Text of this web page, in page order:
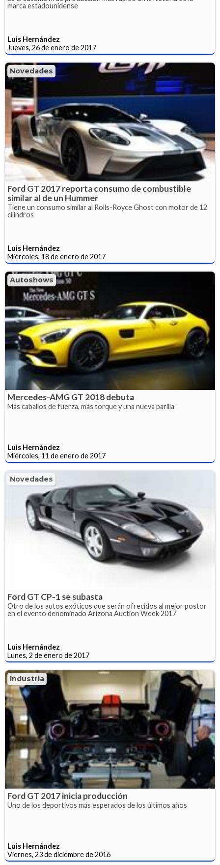
marca estadounidense
Luis Hernández
Jueves, 26 de enero de 2017
Novedades
Ford GT 2017 reporta consumo de combustible
similar al de un Hummer
Tiene un consumo similar al Rolls-Royce Ghost con motor de 12
cilindros
Luis Hernández
Miércoles, 18 de enero de 2017
Autoshows
Mercedes-AMG GT 2018 debuta
Más caballos de fuerza, más torque y una nueva parilla
Luis Hernández
Miércoles, 11 de enero de 2017
Novedades
Ford GT CP-1 se subasta
Otro de los autos exóticos que serán ofrecidos al mejor postor
en el evento denominado Arizona Auction Week 2017
Luis Hernández
Lunes, 2 de enero de 2017
Industria
Ford GT 2017 inicia producción
Uno de los deportivos más esperados de los últimos años
Luis Hernández
Viernes, 23 de diciembre de 2016